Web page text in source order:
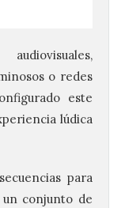
o redes
este
lúdica
para
conjunto de